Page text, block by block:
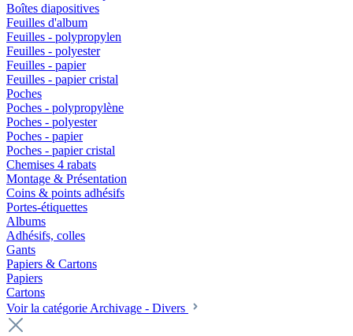
Boîtes diapositives
Feuilles d'album
Feuilles - polypropylen
Feuilles - polyester
Feuilles - papier
Feuilles - papier cristal
Poches
Poches - polypropylène
Poches - polyester
Poches - papier
Poches - papier cristal
Chemises 4 rabats
Montage & Présentation
Coins & points adhésifs
Portes-étiquettes
Albums
Adhésifs, colles
Gants
Papiers & Cartons
Papiers
Cartons
Voir la catégorie Archivage - Divers